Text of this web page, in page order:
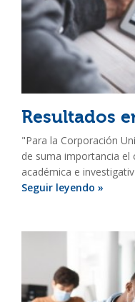
Resultados
"Para la Corporación
de suma importancia
académica e
Seguir leyendo »